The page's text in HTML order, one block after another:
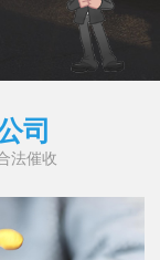
司
法催收